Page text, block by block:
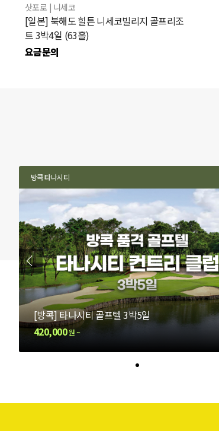
삿포로 | 니세코
[일본] 북해도 힐튼 니세코빌리지 골프리조
트 3박4일 (63홀)
요금문의
방콕 타나시티
[방콕] 타나시티 골프텔 3박5일
420,000원 ~
방콕 써밋윈드밀
[방콕] 명문 써밋윈드밀 골프텔 4박6일
790,000